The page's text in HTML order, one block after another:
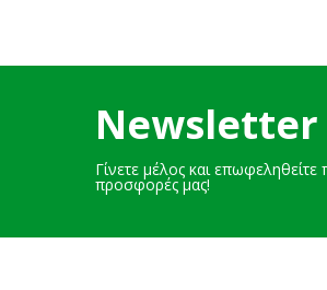
Newsletter
Γίνετε μέλος και επωφεληθείτε
προσφορές μας!